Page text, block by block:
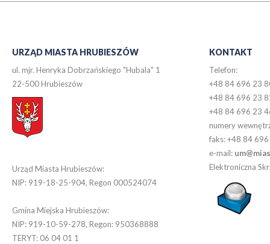
URZĄD MIASTA HRUBIESZÓW
ul. mjr. Henryka Dobrzańskiego "Hubala" 1
22-500 Hrubieszów
Urząd Miasta Hrubieszów:
NIP: 919-18-25-904, Regon 000524074
Gmina Miejska Hrubieszów:
NIP: 919-10-59-278, Regon: 950368888
TERYT: 06 04 01 1
KONTAKT
Telefon:
+48 84 696 23
+48 84 696 23
+48 84 696 23
numery
faks: +48 84
e-mail:
Elektroniczna